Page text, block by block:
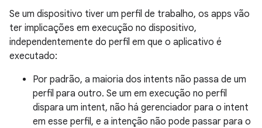
Se um dispositivo tiver um perfil de trabalho, os apps vão
ter implicações em execução no dispositivo,
independentemente do perfil em que o aplicativo é
executado:
Por padrão, a maioria dos intents não passa de um
perfil para outro. Se um em execução no perfil
dispara um intent, não há gerenciador para o intent
em esse perfil, e a intenção não pode passar para o